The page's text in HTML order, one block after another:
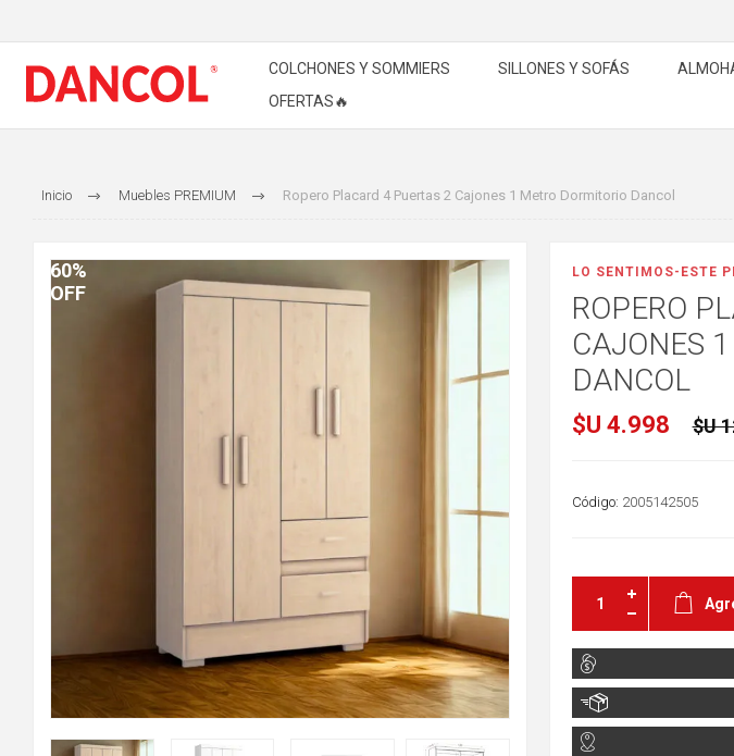
COLCHONES Y SOMMIERS SILLONES Y SOFÁS
OFERTAS🔥
Inicio Muebles PREMIUM Ropero Placard 4 Puertas 2 Cajones 1 Metro Dormitorio Dancol
60%
OFF
LO SENTIMOS-ESTE
ROPERO
CAJONES
DANCOL
$U 4.998 $U
Código: 2005142505